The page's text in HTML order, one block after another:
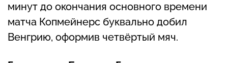
минут до окончания основного времени
матча Копмейнерс буквально добил
Венгрию, оформив четвёртый мяч.